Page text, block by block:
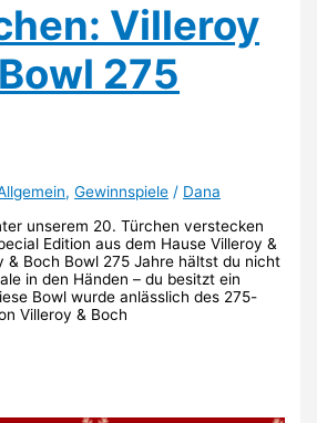
Villeroy
275
,Gewinnspiele / Dana
unserem 20. Türchen verstecken
Edition aus dem Hause Villeroy &
& Boch Bowl 275 Jahre hältst du nicht
in den Händen – du besitzt ein
Bowl wurde anlässlich des 275-
Villeroy & Boch